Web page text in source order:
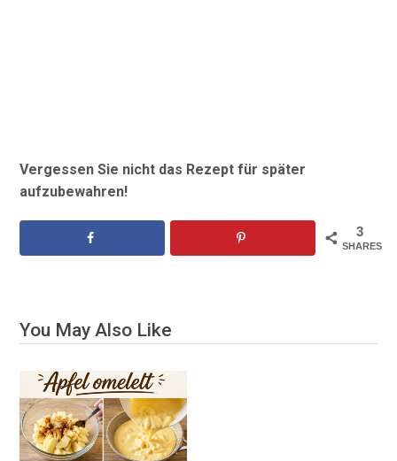
Vergessen Sie nicht das Rezept für später
aufzubewahren!
3
SHARES
You May Also Like